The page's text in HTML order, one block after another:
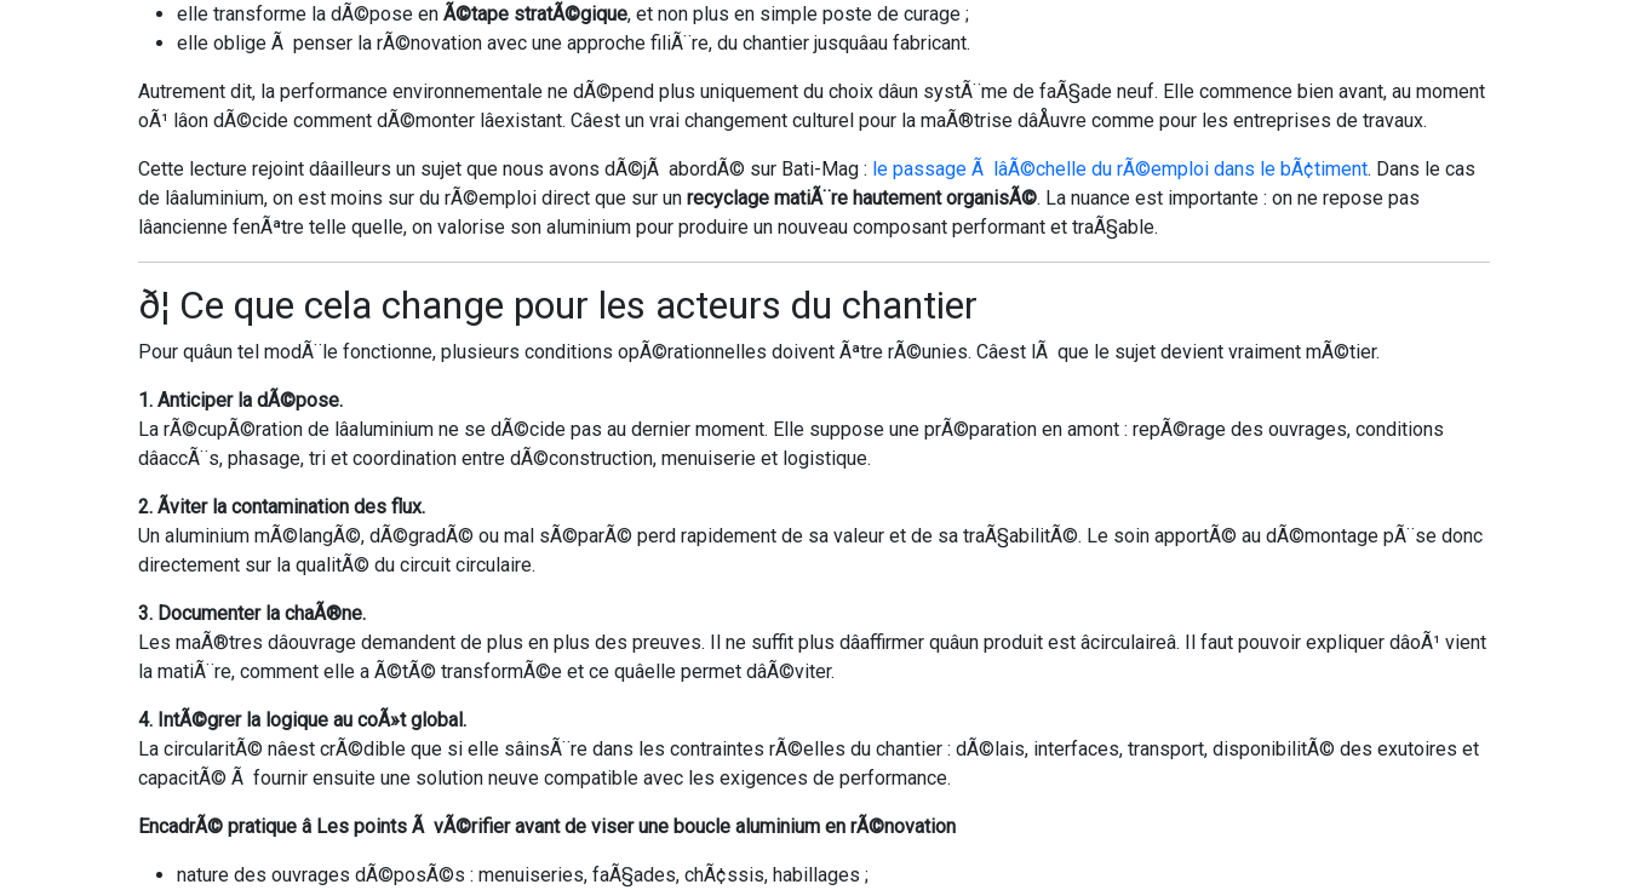
elle transforme la dÃ©pose en Ã©tape stratÃ©gique, et non plus en simple poste de curage ;
elle oblige Ã penser la rÃ©novation avec une approche filiÃ¨re, du chantier jusquâau fabricant.
Autrement dit, la performance environnementale ne dÃ©pend plus uniquement du choix dâun systÃ¨me de faÃ§ade neuf. Elle commence bien avant, au moment
oÃ¹ lâon dÃ©cide comment dÃ©monter lâexistant. Câest un vrai changement culturel pour la maÃ®trise dâÅuvre comme pour les entreprises de travaux.
Cette lecture rejoint dâailleurs un sujet que nous avons dÃ©jÃ abordÃ© sur Bati-Mag : le passage Ã lâÃ©chelle du rÃ©emploi dans le bÃ¢timent. Dans le cas
de lâaluminium, on est moins sur du rÃ©emploi direct que sur un recyclage matiÃ¨re hautement organisÃ©. La nuance est importante : on ne repose pas
lâancienne fenÃªtre telle quelle, on valorise son aluminium pour produire un nouveau composant performant et traÃ§able.
ð¦ Ce que cela change pour les acteurs du chantier
Pour quâun tel modÃ¨le fonctionne, plusieurs conditions opÃ©rationnelles doivent Ãªtre rÃ©unies. Câest lÃ que le sujet devient vraiment mÃ©tier.
1. Anticiper la dÃ©pose.
La rÃ©cupÃ©ration de lâaluminium ne se dÃ©cide pas au dernier moment. Elle suppose une prÃ©paration en amont : repÃ©rage des ouvrages, conditions
dâaccÃ¨s, phasage, tri et coordination entre dÃ©construction, menuiserie et logistique.
2. Ãviter la contamination des flux.
Un aluminium mÃ©langÃ©, dÃ©gradÃ© ou mal sÃ©parÃ© perd rapidement de sa valeur et de sa traÃ§abilitÃ©. Le soin apportÃ© au dÃ©montage pÃ¨se donc
directement sur la qualitÃ© du circuit circulaire.
3. Documenter la chaÃ®ne.
Les maÃ®tres dâouvrage demandent de plus en plus des preuves. Il ne suffit plus dâaffirmer quâun produit est âcirculaireâ. Il faut pouvoir expliquer dâoÃ¹ vient
la matiÃ¨re, comment elle a Ã©tÃ© transformÃ©e et ce quâelle permet dâÃ©viter.
4. IntÃ©grer la logique au coÃ»t global.
La circularitÃ© nâest crÃ©dible que si elle sâinsÃ¨re dans les contraintes rÃ©elles du chantier : dÃ©lais, interfaces, transport, disponibilitÃ© des exutoires et
capacitÃ© Ã fournir ensuite une solution neuve compatible avec les exigences de performance.
EncadrÃ© pratique â Les points Ã vÃ©rifier avant de viser une boucle aluminium en rÃ©novation
nature des ouvrages dÃ©posÃ©s : menuiseries, faÃ§ades, chÃ¢ssis, habillages ;